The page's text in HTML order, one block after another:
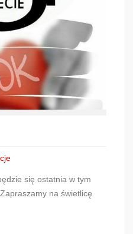
się ostatnia w tym
na świetlicę